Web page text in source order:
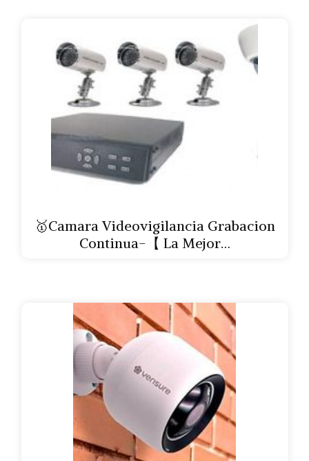
🥇Camara Videovigilancia Grabacion
Continua-【 La Mejor…